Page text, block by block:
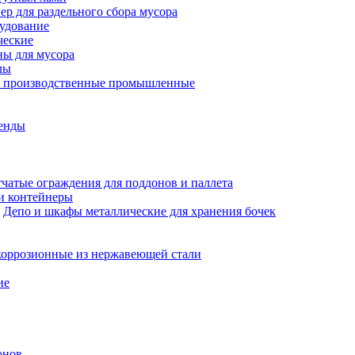
для раздельного сбора мусора
для мусора
производственные промышленные
ограждения для поддонов и паллета
контейнеры
Депо и шкафы металлические для хранения бочек
из нержавеющей стали